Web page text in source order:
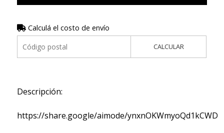
Calculá el costo de envío
CALCULAR
Descripción:
https://share.google/aimode/ynxnOKWmyoQd1kCWD